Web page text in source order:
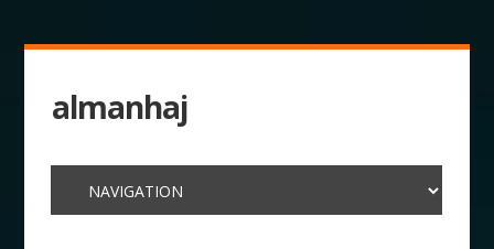
almanhaj